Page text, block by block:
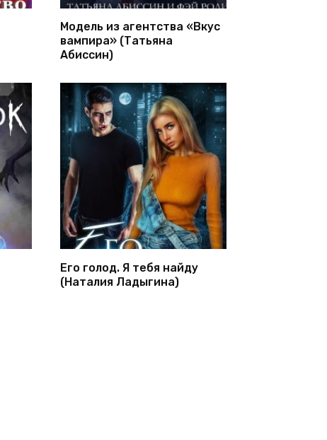
Модель из агентства «Вкус
вампира» (Татьяна
Абиссин)
Его голод. Я тебя найду
(Наталия Ладыгина)